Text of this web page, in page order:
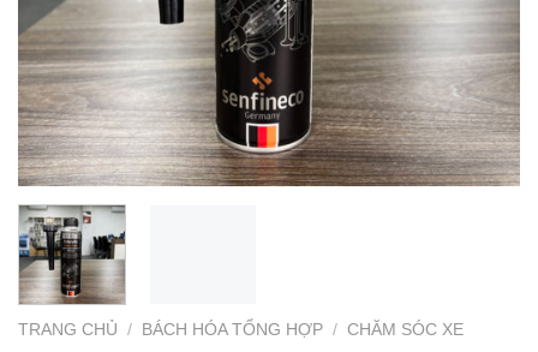
TRANG CHỦ / BÁCH HÓA TỔNG HỢP / CHĂM SÓC XE